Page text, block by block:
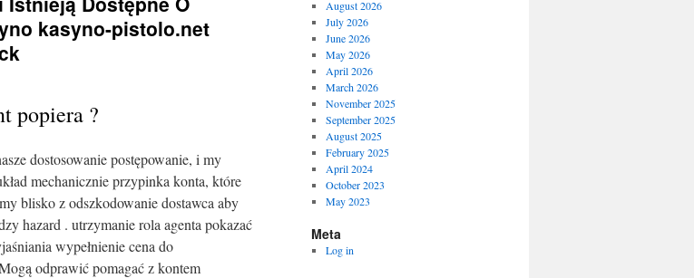
kasyno-pistolo.net
popiera ?
dostosowanie postępowanie, i my
mechanicznie przypinka konta, które
blisko z odszkodowanie dostawca aby
hazard . utrzymanie rola agenta pokazać
wypełnienie cena do
odprawić pomagać z kontem
August 2026
July 2026
June 2026
May 2026
April 2026
March 2026
November 2025
September 2025
August 2025
February 2025
April 2024
October 2023
May 2023
Meta
Log in